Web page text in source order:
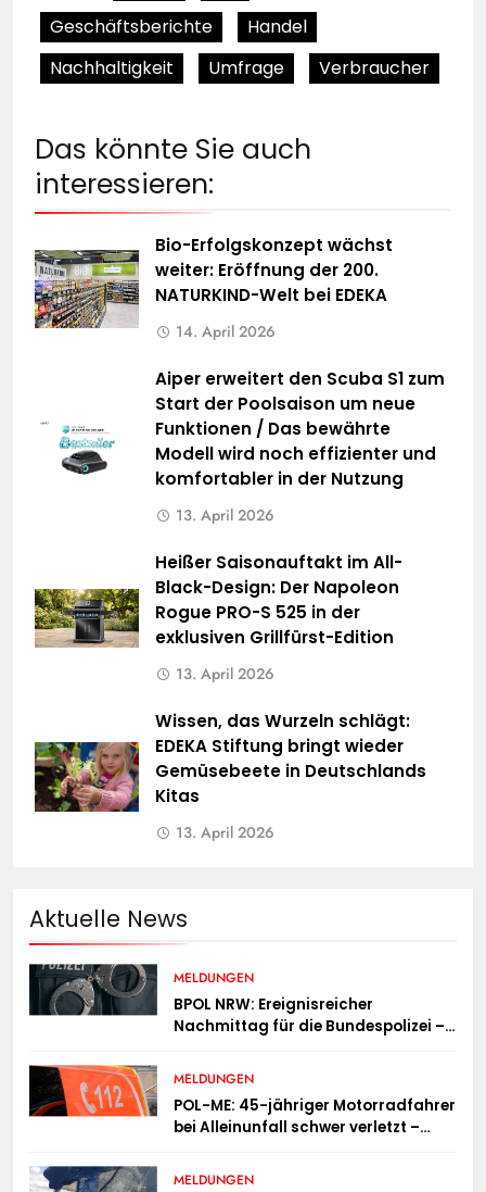
Geschäftsberichte
Handel
Nachhaltigkeit
Umfrage Verbraucher
Das könnte Sie auch
interessieren:
Bio-Erfolgskonzept wächst
weiter: Eröffnung der 200.
NATURKIND-Welt bei EDEKA
14. April 2026
Aiper erweitert den Scuba S1 zum
Start der Poolsaison um neue
Funktionen / Das bewährte
Modell wird noch effizienter und
komfortabler in der Nutzung
13. April 2026
Heißer Saisonauftakt im All-
Black-Design: Der Napoleon
Rogue PRO-S 525 in der
exklusiven Grillfürst-Edition
13. April 2026
Wissen, das Wurzeln schlägt:
EDEKA Stiftung bringt wieder
Gemüsebeete in Deutschlands
Kitas
13. April 2026
Aktuelle News
MELDUNGEN
BPOL NRW: Ereignisreicher
Nachmittag für die Bundespolizei –
zwei Haftbefehle vollstreckt
MELDUNGEN
POL-ME: 45-jähriger Motorradfahrer
bei Alleinunfall schwer verletzt –
MELDUNGEN